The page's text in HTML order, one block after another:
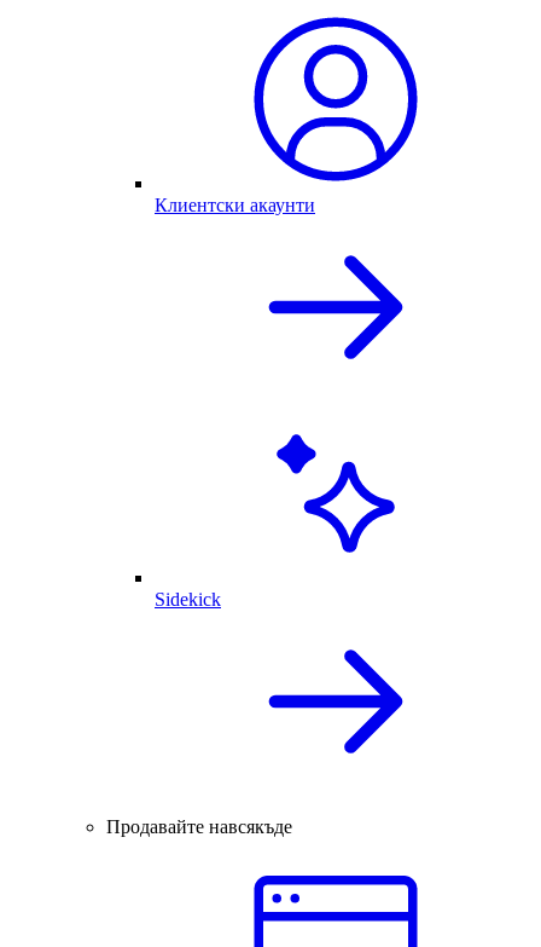
Клиентски акаунти
Sidekick
Продавайте навсякъде